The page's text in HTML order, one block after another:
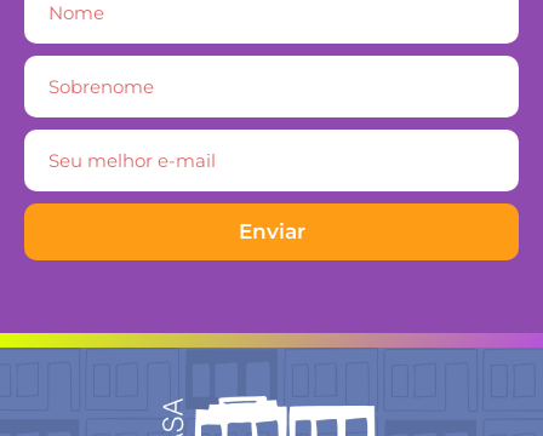
Enviar